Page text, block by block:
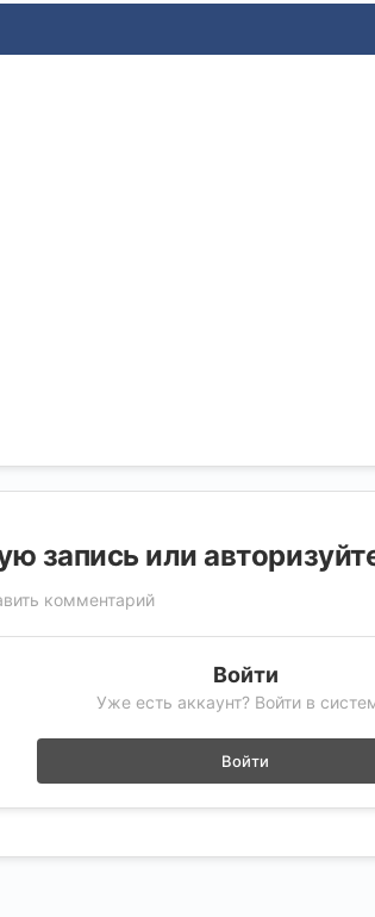
запись или
комментарий
Войти
Уже есть аккаунт? Войти в
Войти